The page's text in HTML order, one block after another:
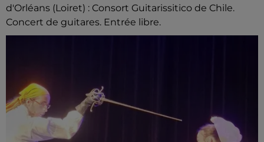
d'Orléans (Loiret) : Consort Guitarissitico de Chile.
Concert de guitares. Entrée libre.